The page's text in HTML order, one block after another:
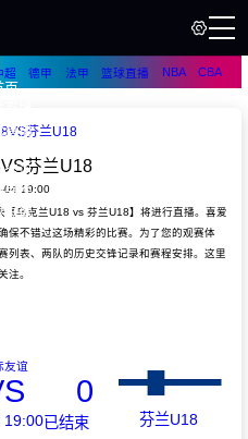
页
直播
资讯
录像
录像
超 德甲 法甲 篮球直播 NBA CBA
芬兰U18
芬兰U18
04 19:00
乌克兰U18 vs 芬兰U18】将进行直播。喜爱
保不错过这场精彩的比赛。为了您的观赛体
列表、两队的历史交锋记录和赛程安排。这里
注。
友谊
0
19:00已结束 芬兰U18